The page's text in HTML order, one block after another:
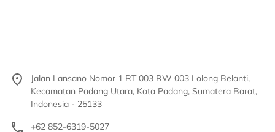
Jalan Lansano Nomor 1 RT 003 RW 003 Lolong Belanti,
Kecamatan Padang Utara, Kota Padang, Sumatera Barat,
Indonesia - 25133
+62 852-6319-5027